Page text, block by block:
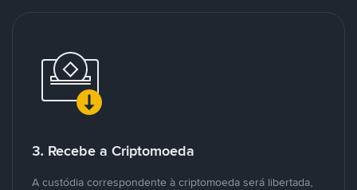
3. Recebe a Criptomoeda
A custódia correspondente à criptomoeda será libertada,